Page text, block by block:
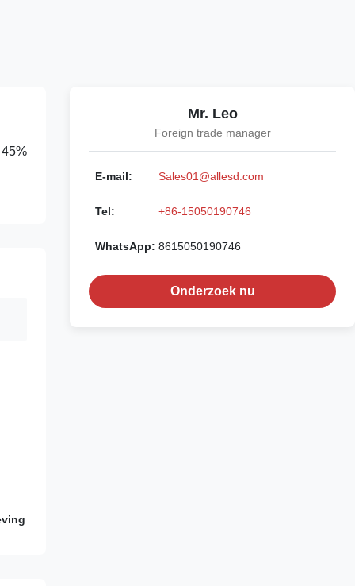
Mr. Leo
Foreign trade manager
E-mail: Sales01@allesd.com
Tel: +86-15050190746
WhatsApp: 8615050190746
Onderzoek nu